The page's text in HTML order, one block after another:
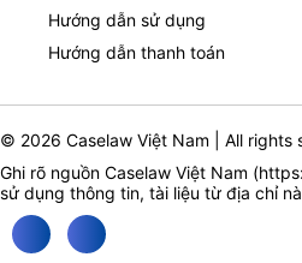
Hướng dẫn sử dụng
Hướng dẫn thanh toán
© 2026 Caselaw Việt Nam | All rights
Ghi rõ nguồn Caselaw Việt Nam (
sử dụng thông tin, tài liệu từ địa chỉ